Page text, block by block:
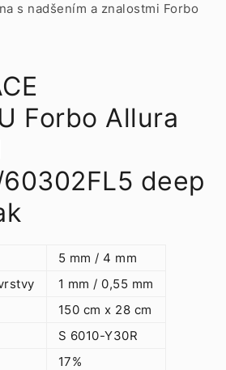
s nadšením a znalostmi Forbo
Forbo Allura
deep
5 mm / 4 mm
1 mm / 0,55 mm
150 cm x 28 cm
S 6010-Y30R
17%